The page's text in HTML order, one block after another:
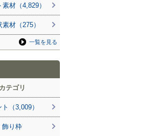
材（4,829）
材（275）
一覧を見る
テゴリ
（3,009）
飾り枠